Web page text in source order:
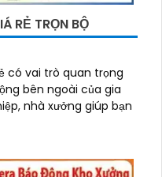
RẺ TRỌN BỘ
có vai trò quan trọng
bên ngoài của gia
nhà xưởng giúp bạn